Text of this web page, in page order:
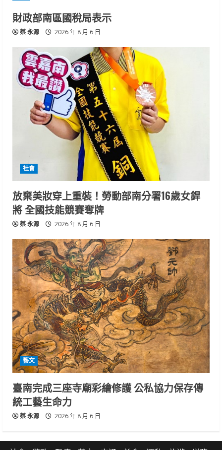
財政部南區國稅局表示
蔡 永源 2026 年 8 月 6 日
社會
放棄美妝穿上重裝！勞動部南分署16歲女銲
將 全國技能競賽奪牌
蔡 永源 2026 年 8 月 6 日
藝文
臺南完成三座寺廟彩繪修護 公私協力保存傳
統工藝生命力
蔡 永源 2026 年 8 月 6 日